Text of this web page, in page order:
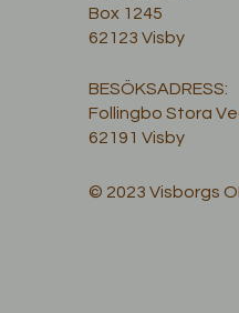
Box 1245
62123 Visby
BESÖKSADRESS:
Follingbo Stora
62191 Visby
© 2023 Visborgs